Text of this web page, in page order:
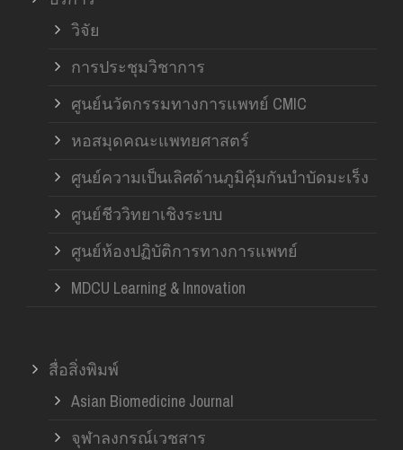
วิจัย
การประชุมวิชาการ
ศูนย์นวัตกรรมทางการแพทย์ CMIC
หอสมุดคณะแพทยศาสตร์
ศูนย์ความเป็นเลิศด้านภูมิคุ้มกันบำบัดมะเร็ง
ศูนย์ชีววิทยาเชิงระบบ
ศูนย์ห้องปฏิบัติการทางการแพทย์
MDCU Learning & Innovation
สื่อสิ่งพิมพ์
Asian Biomedicine Journal
จุฬาลงกรณ์เวชสาร